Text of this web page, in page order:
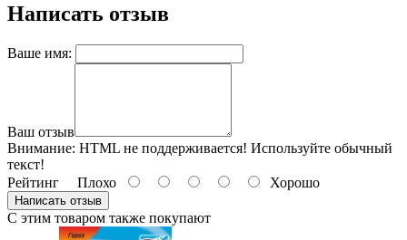
Написать отзыв
Ваше имя:
Ваш отзыв
Внимание: HTML не поддерживается! Используйте обычный
текст!
Рейтинг Плохо Хорошо
Написать отзыв
С этим товаром также покупают